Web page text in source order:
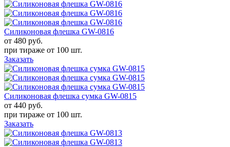
Силиконовая флешка GW-0816
от 480 руб.
при тираже от 100 шт.
Заказать
Силиконовая флешка сумка GW-0815
от 440 руб.
при тираже от 100 шт.
Заказать